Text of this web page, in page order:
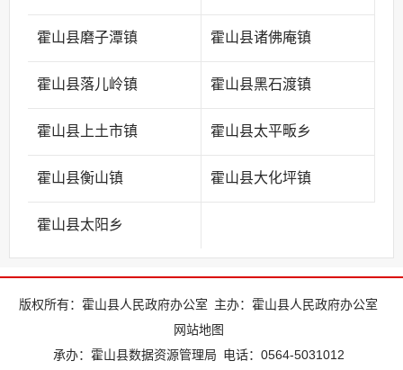
霍山县磨子潭镇 霍山县诸佛庵镇
霍山县落儿岭镇 霍山县黑石渡镇
霍山县上土市镇 霍山县太平畈乡
霍山县衡山镇 霍山县大化坪镇
霍山县太阳乡
版权所有：霍山县人民政府办公室 主办：霍山县人民政府办公室
网站地图
承办：霍山县数据资源管理局 电话：0564-5031012